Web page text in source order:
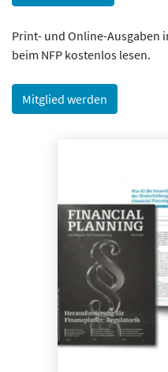
Print- und Online-Ausgaben
beim NFP kostenlos lesen.
Mitglied werden